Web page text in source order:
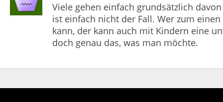
Viele gehen einfach grundsätzlich
ist einfach nicht der Fall. Wer zum
kann, der kann auch mit Kindern eine
doch genau das, was man möchte.